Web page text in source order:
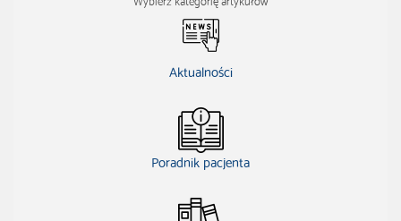
Aktualności
Poradnik pacjenta